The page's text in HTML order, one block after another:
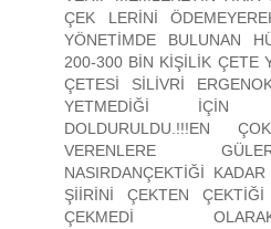
ÇEK LERİNİ
YÖNETİMDE BULUNAN
200-300 BİN KİŞİLİK ÇETE
ÇETESİ SİLİVRİ
YETMEDİĞİ İÇİN
DOLDURULDU.!!!EN
VERENLERE
NASIRDANÇEKTİĞİ
ŞİİRİNİ ÇEKTEN
ÇEKMEDİ